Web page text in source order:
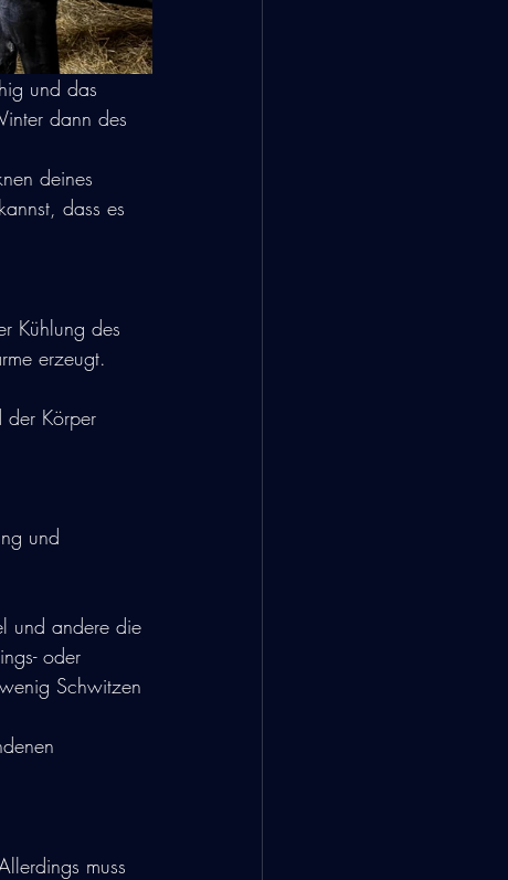
und das
dann des
deines
dass es
Kühlung des
erzeugt.
der Körper
und
und andere die
oder
Schwitzen
muss